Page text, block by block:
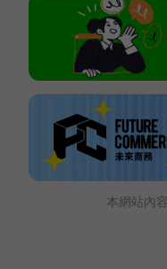
本網站內